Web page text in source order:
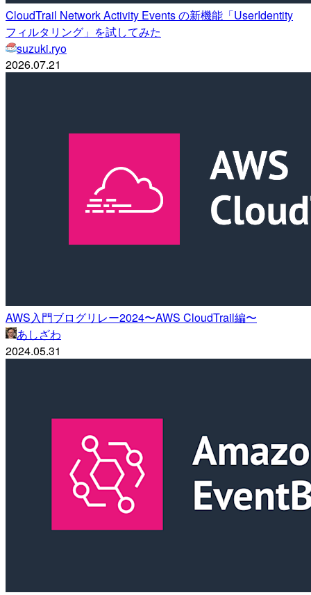
CloudTrail Network Activity Events の新機能「UserIdentity
フィルタリング」を試してみた
suzuki.ryo
2026.07.21
AWS入門ブログリレー2024〜AWS CloudTrail編〜
あしざわ
2024.05.31